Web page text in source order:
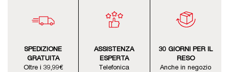
SPEDIZIONE
GRATUITA
Oltre i 39,99€
ASSISTENZA
ESPERTA
Telefonica
30 GIORNI PER IL
RESO
Anche in negozio